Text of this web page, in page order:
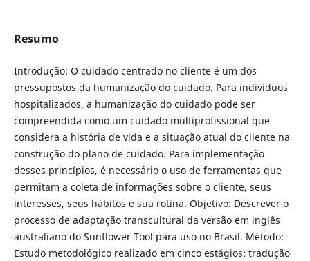
Resumo
Introdução: O cuidado centrado no cliente é um dos
pressupostos da humanização do cuidado. Para indivíduos
hospitalizados, a humanização do cuidado pode ser
compreendida como um cuidado multiprofissional que
considera a história de vida e a situação atual do cliente na
construção do plano de cuidado. Para implementação
desses princípios, é necessário o uso de ferramentas que
permitam a coleta de informações sobre o cliente, seus
interesses, seus hábitos e sua rotina. Objetivo: Descrever o
processo de adaptação transcultural da versão em inglês
australiano do Sunflower Tool para uso no Brasil. Método:
Estudo metodológico realizado em cinco estágios: tradução